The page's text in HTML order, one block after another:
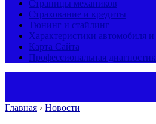
Страницы механиков
Страхование и кредиты
Тюнинг и стайлинг
Характеристики автомобиля и
Карта Сайта
Профессиональная
Главная › Новости